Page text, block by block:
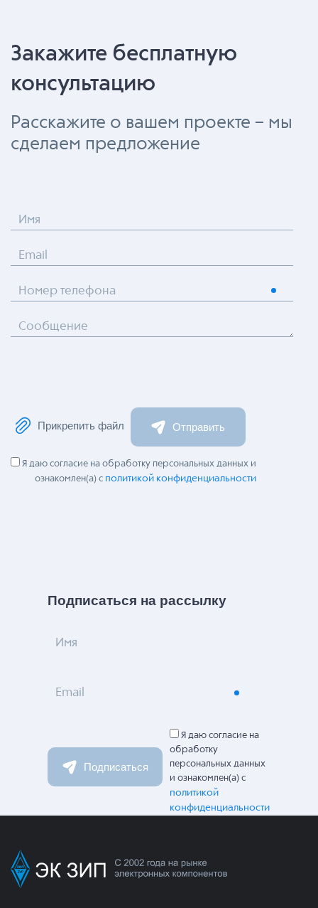
Закажите бесплатную
консультацию
Расскажите о вашем проекте – мы
сделаем предложение
Имя
Email
Номер телефона
Сообщение
Прикрепить файл Отправить
Я даю согласие на обработку персональных данных и
ознакомлен(а) с политикой конфиденциальности
Подписаться на рассылку
Имя
Email
Подписаться
Я даю согласие на
обработку
персональных данных
и ознакомлен(а) с
политикой
конфиденциальности